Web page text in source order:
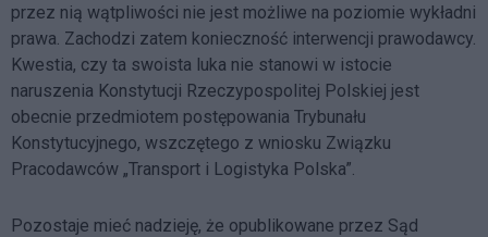
przez nią wątpliwości nie jest możliwe na poziomie wykładni
prawa. Zachodzi zatem konieczność interwencji prawodawcy.
Kwestia, czy ta swoista luka nie stanowi w istocie
naruszenia Konstytucji Rzeczypospolitej Polskiej jest
obecnie przedmiotem postępowania Trybunału
Konstytucyjnego, wszczętego z wniosku Związku
Pracodawców „Transport i Logistyka Polska”.
Pozostaje mieć nadzieję, że opublikowane przez Sąd